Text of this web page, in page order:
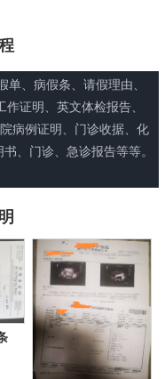
、病假条、请假理由、
证明、英文体检报告、
病例证明、门诊收据、化
、门诊、急诊报告等等。